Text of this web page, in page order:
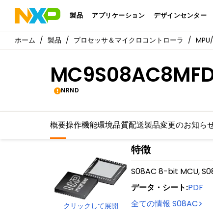
製品 アプリケーション デザインセンター
製品 プロセッサ＆マイクロコントローラ
NRND
概要操作機能環境品質配送製品変更のお知ら
クリックして展開
特徴
S08AC 8-bit MCU,
データ・シート:PDF
全ての情報 S08AC